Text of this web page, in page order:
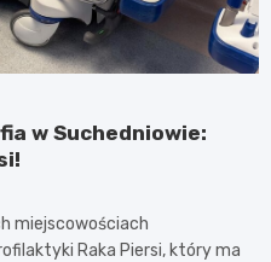
w Suchedniowie:
miejscowościach
Raka Piersi, który ma